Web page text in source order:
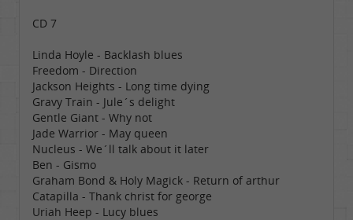
CD 7
Linda Hoyle - Backlash blues
Freedom - Direction
Jackson Heights - Long time dying
Gravy Train - Jule´s delight
Gentle Giant - Why not
Jade Warrior - May queen
Nucleus - We´ll talk about it later
Ben - Gismo
Graham Bond & Holy Magick - Return of arthur
Catapilla - Thank christ for george
Uriah Heep - Lucy blues